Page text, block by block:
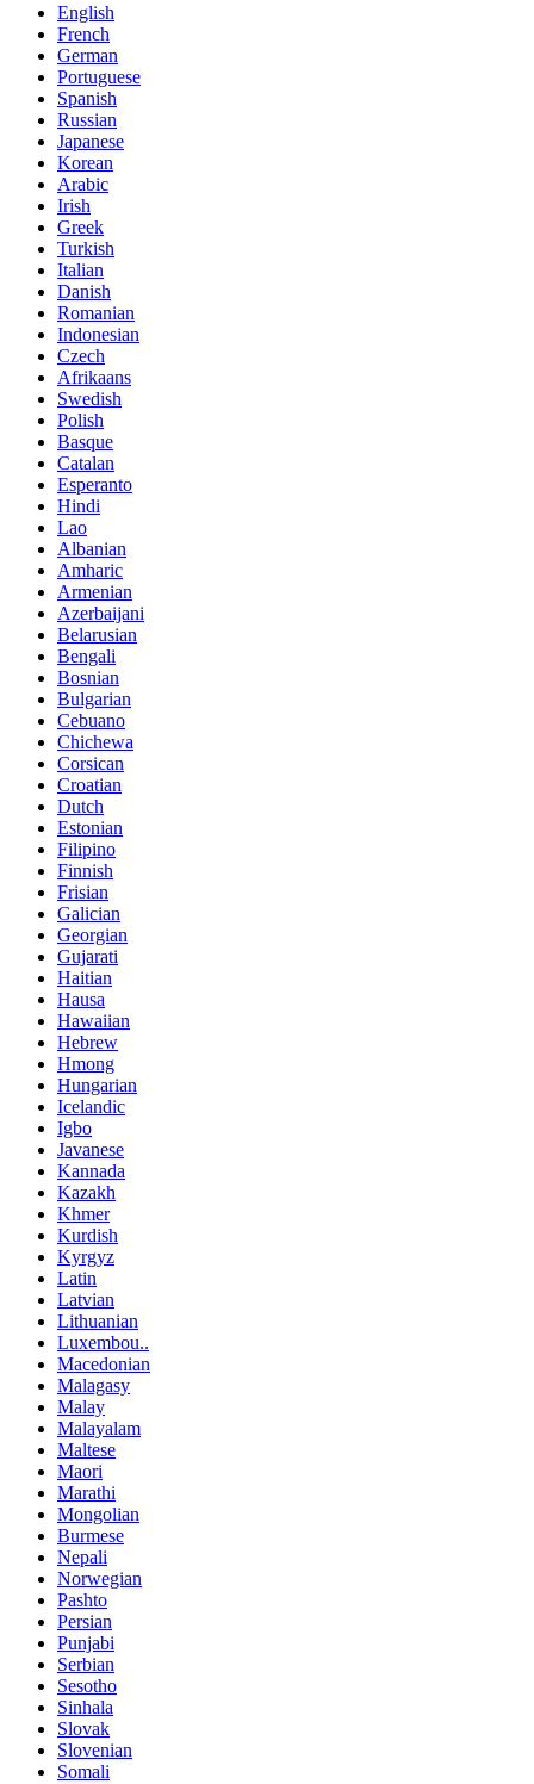
English
French
German
Portuguese
Spanish
Russian
Japanese
Korean
Arabic
Irish
Greek
Turkish
Italian
Danish
Romanian
Indonesian
Czech
Afrikaans
Swedish
Polish
Basque
Catalan
Esperanto
Hindi
Lao
Albanian
Amharic
Armenian
Azerbaijani
Belarusian
Bengali
Bosnian
Bulgarian
Cebuano
Chichewa
Corsican
Croatian
Dutch
Estonian
Filipino
Finnish
Frisian
Galician
Georgian
Gujarati
Haitian
Hausa
Hawaiian
Hebrew
Hmong
Hungarian
Icelandic
Igbo
Javanese
Kannada
Kazakh
Khmer
Kurdish
Kyrgyz
Latin
Latvian
Lithuanian
Luxembou..
Macedonian
Malagasy
Malay
Malayalam
Maltese
Maori
Marathi
Mongolian
Burmese
Nepali
Norwegian
Pashto
Persian
Punjabi
Serbian
Sesotho
Sinhala
Slovak
Slovenian
Somali